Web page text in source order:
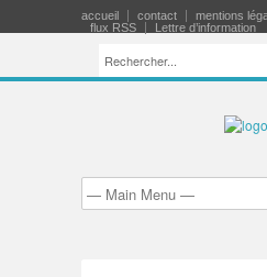
accueil contact mentions
flux RSS
Lettre d’information